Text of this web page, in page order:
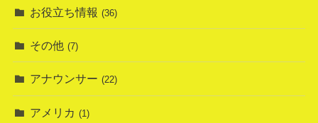
お役立ち情報 (36)
その他 (7)
アナウンサー (22)
アメリカ (1)